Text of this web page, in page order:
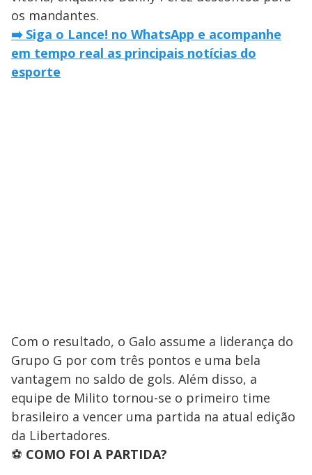
os mandantes.
➡️ Siga o Lance! no WhatsApp e acompanhe
em tempo real as principais notícias do
esporte
Com o resultado, o Galo assume a liderança do
Grupo G por com três pontos e uma bela
vantagem no saldo de gols. Além disso, a
equipe de Milito tornou-se o primeiro time
brasileiro a vencer uma partida na atual edição
da Libertadores.
⚽ COMO FOI A PARTIDA?